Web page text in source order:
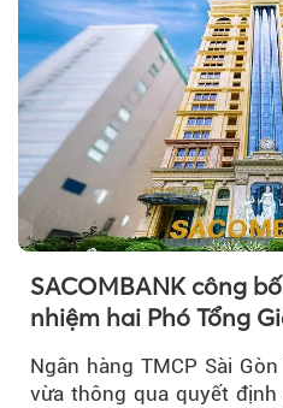
SACOMBANK công
nhiệm hai Phó Tổng
Ngân hàng TMCP Sài
vừa thông qua quyết